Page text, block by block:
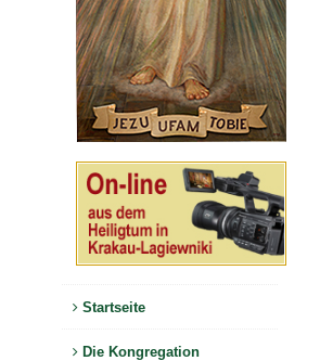
Startseite
Die Kongregation